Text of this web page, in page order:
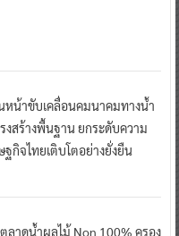
หน้าขับเคลื่อนคมนาคมทางน้ำ
สร้างพื้นฐาน ยกระดับความ
ฐกิจไทยเติบโตอย่างยั่งยืน
ลาดน้ำผลไม้ Non 100% ครอง